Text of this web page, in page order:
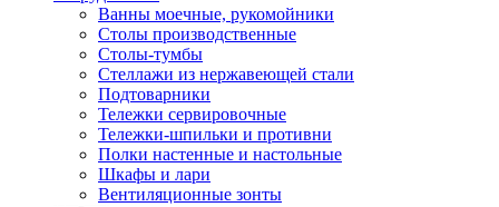
Ванны моечные, рукомойники
Столы производственные
Столы-тумбы
Стеллажи из нержавеющей стали
Подтоварники
Тележки сервировочные
Тележки-шпильки и противни
Полки настенные и настольные
Шкафы и лари
Вентиляционные зонты